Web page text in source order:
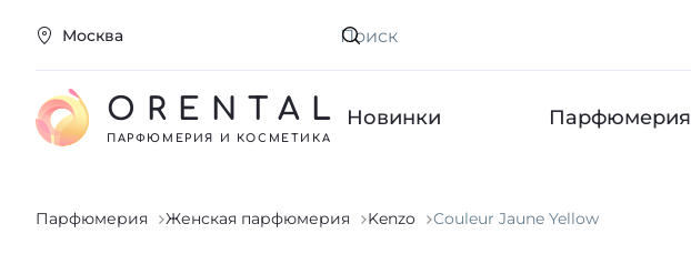
Москва Искать
ORENTAL
ПАРФЮМЕРИЯ И КОСМЕТИКА
Новинки Парфюмерия
Парфюмерия Женская парфюмерия Kenzo Couleur Jaune Yellow